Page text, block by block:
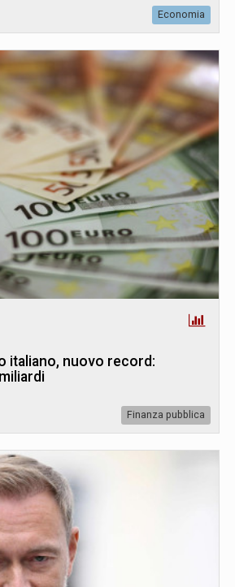
Economia
italiano, nuovo record:
Finanza pubblica